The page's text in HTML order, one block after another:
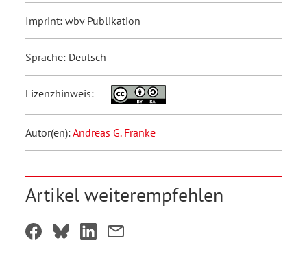
Imprint: wbv Publikation
Sprache: Deutsch
Lizenzhinweis:
Autor(en):Andreas G. Franke
Artikel weiterempfehlen